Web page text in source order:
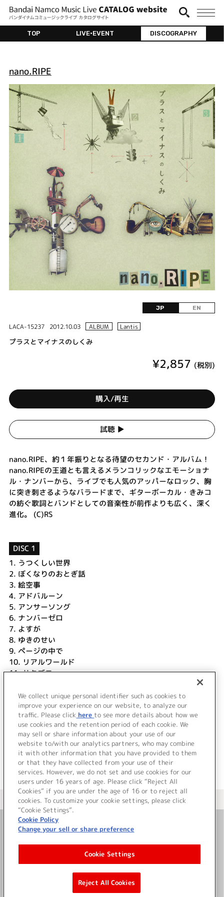
TOP LIVE•EVENT DISCOGRAPHY
nano.RIPE
JP EN
LACA-15237 2012.10.03 ALBUM Lantis
プラスとマイナスのしくみ
¥2,857 (税別)
購入/再生
試聴 ▶︎
nano.RIPE、約１年振りとなる待望のセカンド・アルバム！
nano.RIPEの王道とも言えるメランコリックなエモーショナ
ル・ナンバーから、ライブでも人気のアッパーなロック、胸
に突き刺さるようなバラードまで、ギターボーカル・きみコ
の紡ぐ歌詞とバンドとしての音楽性が前作よりも広く、深く
進化。 (C)RS
DISC 1
1. うつくしい世界
2. ぼくなりのおとぎ話
3. 絵空事
4. アドバルーン
5. アンサーソング
6. ナンバーゼロ
7. よすが
8. ゆきのせい
9. ページの中で
10. リアルワールド
11.サクゴエ
13.グッバイ
14. 架空線
＜ BACK
＜ カタログサイト トップページへ
お問い合わせ
サイト利用について
©Bandai Namco Music Live Inc.
We collect unique personal identifier such as cookies to
improve your experience on our website, to analyze our
traffic. Please click here to see more details about how we
use cookies and the retention period of each cookie. We
may sell or share information about your use of our
website to/with our analytics partners, who may combine
it with other information that you have provided to them
or that they have collected from your use of their
services. However, we do not set and use cookies for our
users under 16 years of age. Please click “Reject All
Cookies” if you are under the age of 16 or to reject all
cookies. To customize your cookie settings, please click
“Cookie Settings”.
Cookie Policy
Change your sell or share preference
Cookie Settings
Reject All Cookies